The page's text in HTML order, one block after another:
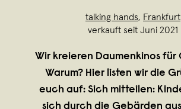
talking hands, Frankfurt
verkauft seit Juni 2021
Wir kreieren Daumenkinos für
Warum? Hier listen wir die
euch auf: Sich mitteilen:
sich durch die Gebärden